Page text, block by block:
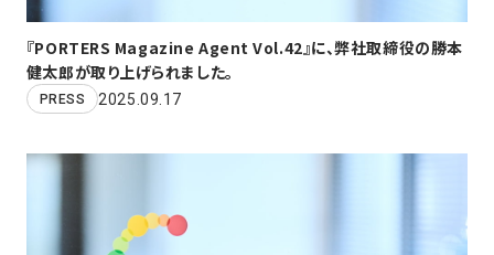
『PORTERS Magazine Agent Vol.42』に、弊社取締役の勝本
健太郎が取り上げられました。
PRESS 2025.09.17